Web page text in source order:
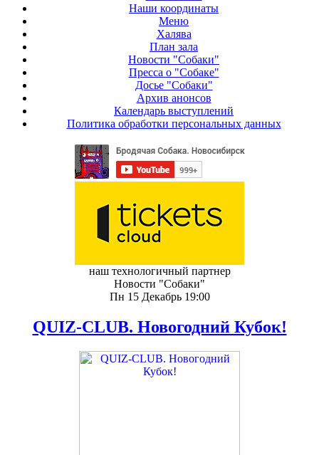
Наши координаты
Меню
Халява
План зала
Новости "Собаки"
Пресса о "Собаке"
Досье "Собаки"
Архив анонсов
Календарь выступлений
Политика обработки персональных данных
наш технологичный партнер
Новости "Собаки"
Пн 15 Декабрь 19:00
QUIZ-CLUB. Новогодний Кубок!